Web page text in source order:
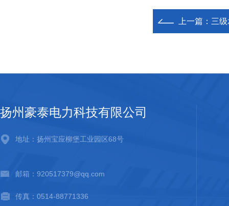
上一篇： 三
扬州豪泰电力科技有限公司
地址：扬州宝应柳堡工业园区68号
邮箱：920517379@qq.com
传真：0514-88771336